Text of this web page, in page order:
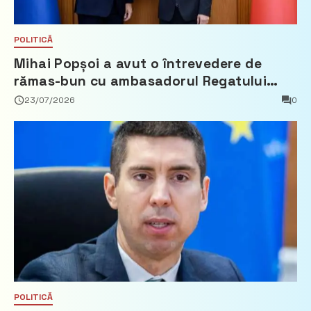
POLITICĂ
Mihai Popșoi a avut o întrevedere de
rămas-bun cu ambasadorul Regatului
Țărilor de Jos, Fred Duijn
23/07/2026 0
POLITICĂ